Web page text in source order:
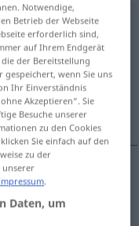
antippen)
[no])
Notwendige,
Betrieb der Webseite
erforderlich sind,
auf Ihrem Endgerät
der Bereitstellung
wenn Sie uns
Ihr Einverständnis
Akzeptieren“. Sie
Besuche unserer
zu den Cookies
Sie einfach auf den
zu der
unserer
.
Daten, um